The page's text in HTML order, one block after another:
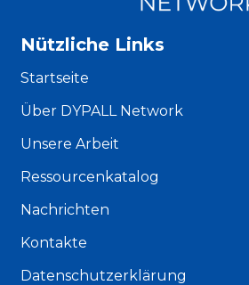
Nützliche Links
Startseite
Über DYPALL Network
Unsere Arbeit
Ressourcenkatalog
Nachrichten
Kontakte
Datenschutzerklärung